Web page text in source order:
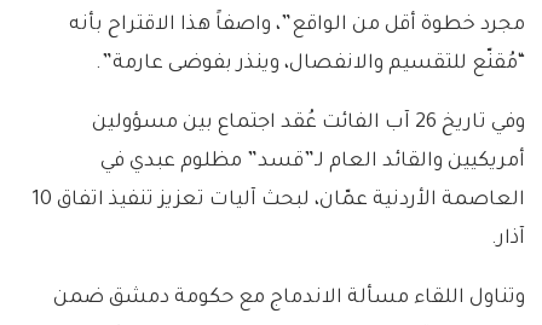
مجرد خطوة أقل من الواقع”، واصفاً هذا الاقتراح بأنه
“مُقنّع للتقسيم والانفصال، وينذر بفوضى عارمة”.
وفي تاريخ 26 آب الفائت عُقد اجتماع بين مسؤولين
أمريكيين والقائد العام لـ”قسد” مظلوم عبدي في
العاصمة الأردنية عمّان، لبحث آليات تعزيز تنفيذ اتفاق 10
آذار.
وتناول اللقاء مسألة الاندماج مع حكومة دمشق ضمن